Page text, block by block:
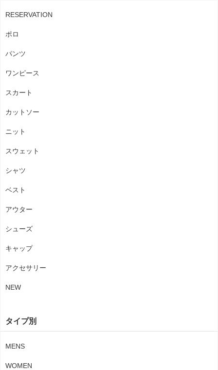
RESERVATION
ポロ
パンツ
ワンピース
スカート
カットソー
ニット
スウェット
シャツ
ベスト
アウター
シューズ
キャップ
アクセサリー
NEW
タイプ別
MENS
WOMEN